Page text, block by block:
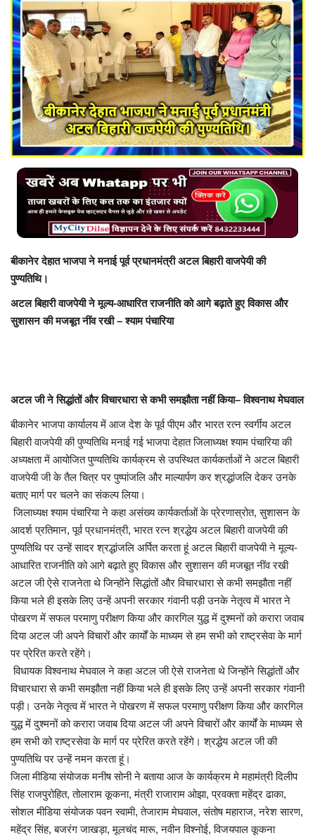
पॉलिटिक्स
धर्म
बिजनेस
टेक ज्ञान
Language
English Hindi
बीकानेर देहात भाजपा ने मनाई पूर्व प्रधानमंत्री अटल बिहारी वाजपेयी की
पुण्यतिथि।
अटल बिहारी वाजपेयी ने मूल्य-आधारित राजनीति को आगे बढ़ाते हुए विकास और
सुशासन की मजबूत नींव रखी – श्याम पंचारिया
अटल जी ने सिद्धांतों और विचारधारा से कभी समझौता नहीं किया– विश्वनाथ मेघवाल
बीकानेर भाजपा कार्यालय में आज देश के पूर्व पीएम और भारत रत्न स्वर्गीय अटल
बिहारी वाजपेयी की पुण्यतिथि मनाई गई भाजपा देहात जिलाध्यक्ष श्याम पंचारिया की
अध्यक्षता में आयोजित पुण्यतिथि कार्यक्रम से उपस्थित कार्यकर्ताओं ने अटल बिहारी
वाजपेयी जी के तैल चित्र पर पुष्पांजलि और माल्यार्पण कर श्रद्धांजलि देकर उनके
बताए मार्ग पर चलने का संकल्प लिया।
जिलाध्यक्ष श्याम पंचारिया ने कहा असंख्य कार्यकर्ताओं के प्रेरणास्रोत, सुशासन के
आदर्श प्रतिमान, पूर्व प्रधानमंत्री, भारत रत्न श्रद्धेय अटल बिहारी वाजपेयी की
पुण्यतिथि पर उन्हें सादर श्रद्धांजलि अर्पित करता हूं अटल बिहारी वाजपेयी ने मूल्य-
आधारित राजनीति को आगे बढ़ाते हुए विकास और सुशासन की मजबूत नींव रखी
अटल जी ऐसे राजनेता थे जिन्होंने सिद्धांतों और विचारधारा से कभी समझौता नहीं
किया भले ही इसके लिए उन्हें अपनी सरकार गंवानी पड़ी उनके नेतृत्व में भारत ने
पोखरण में सफल परमाणु परीक्षण किया और कारगिल युद्ध में दुश्मनों को करारा जवाब
दिया अटल जी अपने विचारों और कार्यों के माध्यम से हम सभी को राष्ट्रसेवा के मार्ग
पर प्रेरित करते रहेंगे।
विधायक विश्वनाथ मेघवाल ने कहा अटल जी ऐसे राजनेता थे जिन्होंने सिद्धांतों और
विचारधारा से कभी समझौता नहीं किया भले ही इसके लिए उन्हें अपनी सरकार गंवानी
पड़ी। उनके नेतृत्व में भारत ने पोखरण में सफल परमाणु परीक्षण किया और कारगिल
युद्ध में दुश्मनों को करारा जवाब दिया अटल जी अपने विचारों और कार्यों के माध्यम से
हम सभी को राष्ट्रसेवा के मार्ग पर प्रेरित करते रहेंगे। श्रद्धेय अटल जी की
पुण्यतिथि पर उन्हें नमन करता हूं।
जिला मीडिया संयोजक मनीष सोनी ने बताया आज के कार्यक्रम मे महामंत्री दिलीप
सिंह राजपुरोहित, तोलाराम कूकना, मंत्री राजाराम ओझा, प्रवक्ता महेंद्र ढाका,
सोशल मीडिया संयोजक पवन स्वामी, तेजाराम मेघवाल, संतोष महाराज, नरेश सारण,
महेंद्र सिंह, बजरंग जाखड़ा, मूलचंद मारू, नवीन विश्नोई, विजयपाल कूकना